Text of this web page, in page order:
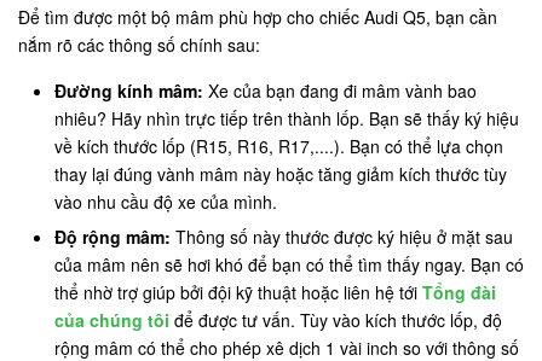
Để tìm được một bộ mâm phù hợp cho chiếc Audi Q5, bạn cần
nắm rõ các thông số chính sau:
Đường kính mâm: Xe của bạn đang đi mâm vành bao
nhiêu? Hãy nhìn trực tiếp trên thành lốp. Bạn sẽ thấy ký hiệu
về kích thước lốp (R15, R16, R17,....). Bạn có thể lựa chọn
thay lại đúng vành mâm này hoặc tăng giảm kích thước tùy
vào nhu cầu độ xe của mình.
Độ rộng mâm: Thông số này thước được ký hiệu ở mặt sau
của mâm nên sẽ hơi khó để bạn có thể tìm thấy ngay. Bạn có
thể nhờ trợ giúp bởi đội kỹ thuật hoặc liên hệ tới Tổng đài
của chúng tôi để được tư vấn. Tùy vào kích thước lốp, độ
rộng mâm có thể cho phép xê dịch 1 vài inch so với thông số